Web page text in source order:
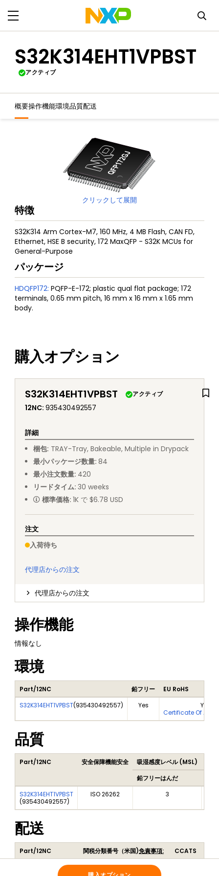
S32K314EHT1VPBST
アクティブ
概要操作機能環境品質配送
クリックして展開
特徴
S32K314 Arm Cortex-M7, 160 MHz, 4 MB Flash, CAN FD,
Ethernet, HSE B security, 172 MaxQFP - S32K MCUs for
General-Purpose
パッケージ
HDQFP172: PQFP-E-172; plastic qual flat package; 172
terminals, 0.65 mm pitch, 16 mm x 16 mm x 1.65 mm
body.
購入オプション
S32K314EHT1VPBST アクティブ
12NC: 935430492557
詳細
梱包: TRAY-Tray, Bakeable, Multiple in Drypack
最小パッケージ数量: 84
最小注文数量: 420
リードタイム: 30 weeks
標準価格: 1K で $6.78 USD
注文
入荷待ち
代理店からの注文
代理店からの注文
操作機能
情報なし
環境
Part/12NC 鉛フリー
EU RoHS
S32K314EHT1VPBST(935430492557) Yes
Yes
Certificate Of
品質
Part/12NC 安全保障機能安全 吸湿感度レベル (MSL)
鉛フリーはんだ
S32K314EHT1VPBST
(935430492557)
ISO 26262 3
配送
Part/12NC 関税分類番号（米国)免責事項:
CCATS
S32K314EHT1VPBST
854231